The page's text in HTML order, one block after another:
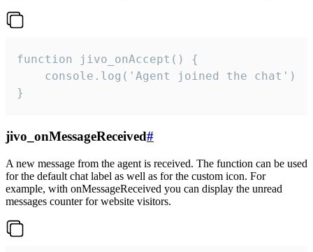
function jivo_onAccept() {
}
jivo_onMessageReceived#
A new message from the agent is received. The function can be used
for the default chat label as well as for the custom icon. For
example, with onMessageReceived you can display the unread
messages counter for website visitors.